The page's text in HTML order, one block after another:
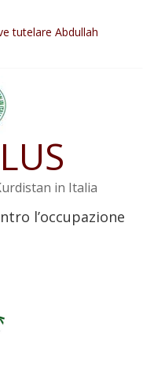
essere trasformata in
tutelare Abdullah
nuovo sotto minaccia
Apo ostacolerebbe
i crimini di guerra
in Italia
l’occupazione